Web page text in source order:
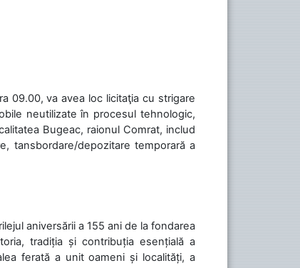
09.00, va avea loc licitaţia cu strigare
neutilizate în procesul tehnologic,
Bugeac, raionul Comrat, includ
tansbordare/depozitare temporară a
aniversării a 155 ani de la fondarea
tradiția și contribuția esențială a
ferată a unit oameni și localități, a